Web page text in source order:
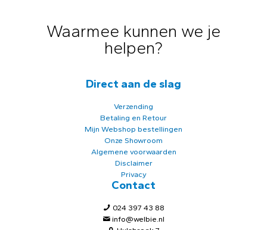
Waarmee kunnen we je
helpen?
Direct aan de slag
Verzending
Betaling en Retour
Mijn Webshop bestellingen
Onze Showroom
Algemene voorwaarden
Disclaimer
Privacy
Contact
024 397 43 88
info@welbie.nl